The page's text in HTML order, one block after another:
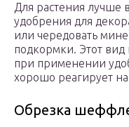
Для растения лучше
удобрения для
или чередовать
подкормки. Этот
при применении
хорошо реагирует
Обрезка